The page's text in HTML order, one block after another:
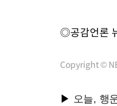
◎공감언론
Copyright ©